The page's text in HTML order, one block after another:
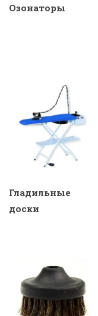
Озонаторы
Гладильные
доски